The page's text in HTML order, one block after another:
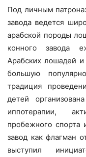
Под личным
завода ведется
арабской породы
конного завода
Арабских лошадей
большую
традиция
детей
иппотерапии,
пробежного спорта
завод как флагман
выступил